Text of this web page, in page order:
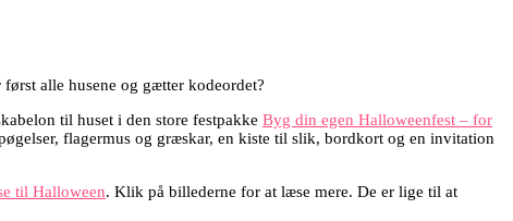
alle husene og gætter kodeordet?
til huset i den store festpakke Byg din egen Halloweenfest – for
flagermus og græskar, en kiste til slik, bordkort og en invitation
til Halloween. Klik på billederne for at læse mere. De er lige til at